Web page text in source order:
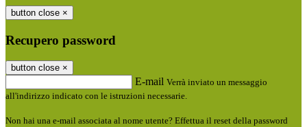
button close ×
Recupero password
button close ×
E-mail Verrà inviato un messaggio
all'indirizzo indicato con le istruzioni necessarie.
Non hai una e-mail associata al nome utente? Effettua il reset della password